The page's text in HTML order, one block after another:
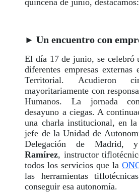
►Un encuentro con
El día 17 de junio, se celebró
diferentes empresas externas
Territorial. Acudieron
mayoritariamente con
Humanos. La jornada
desayuno a ciegas. A
una charla institucional, en
jefe de la Unidad de
Delegación de Madrid,
Ramírez, instructor
todos los servicios que la
las herramientas
conseguir esa autonomía.